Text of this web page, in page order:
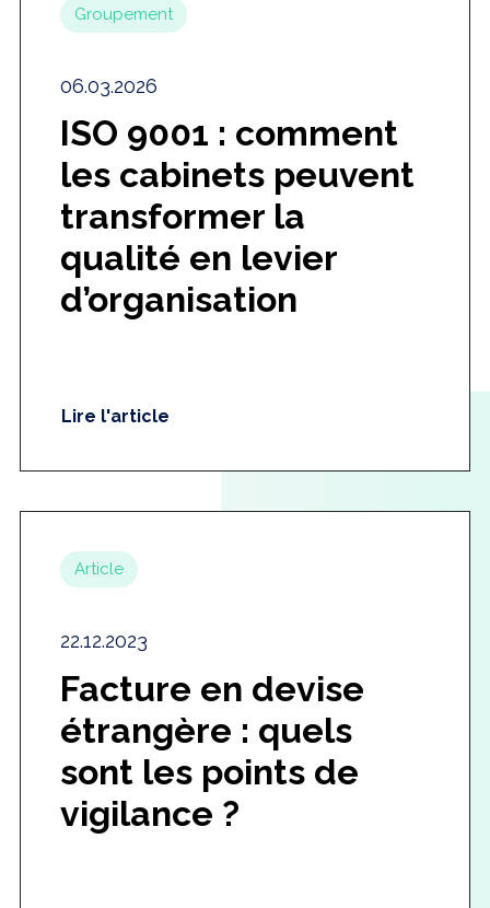
Groupement
06.03.2026
ISO 9001 : comment
les cabinets peuvent
transformer la
qualité en levier
d’organisation
Lire l'article
Article
22.12.2023
Facture en devise
étrangère : quels
sont les points de
vigilance ?